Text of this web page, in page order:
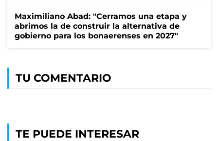
Maximiliano Abad: "Cerramos una etapa y
abrimos la de construir la alternativa de
gobierno para los bonaerenses en 2027"
TU COMENTARIO
TE PUEDE INTERESAR